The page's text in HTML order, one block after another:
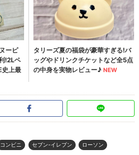
コンビニ セブン-イレブン ローソン